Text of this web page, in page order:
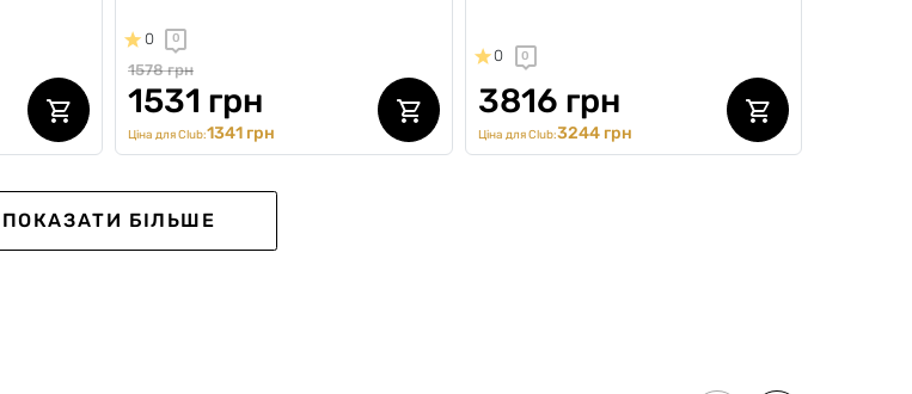
0 0
1578 грн
1531 грн
Ціна для Club:1341 грн
0 0
3816 грн
Ціна для Club:3244 грн
ПОКАЗАТИ БІЛЬШЕ